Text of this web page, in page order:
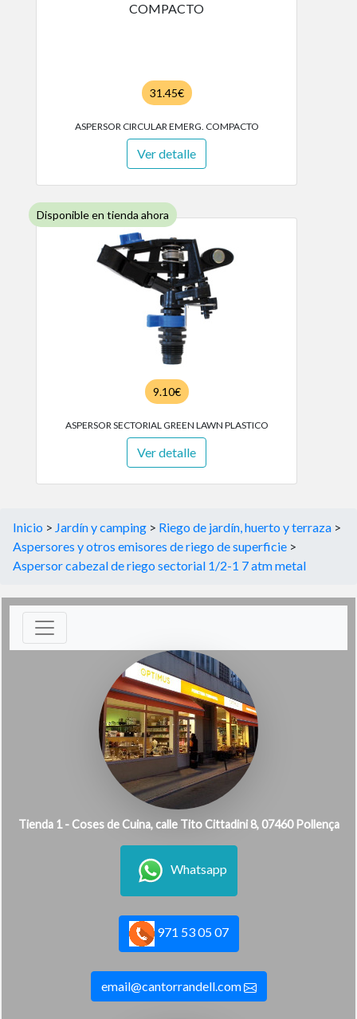
31.45€
ASPERSOR CIRCULAR EMERG. COMPACTO
Ver detalle
Disponible en tienda ahora
9.10€
ASPERSOR SECTORIAL GREEN LAWN PLASTICO
Ver detalle
Inicio > Jardín y camping > Riego de jardín, huerto y terraza >
Aspersores y otros emisores de riego de superficie >
Aspersor cabezal de riego sectorial 1/2-1 7 atm metal
Tienda 1 - Coses de Cuina, calle Tito Cittadini 8, 07460 Pollença
Whatsapp
971 53 05 07
email@cantorrandell.com